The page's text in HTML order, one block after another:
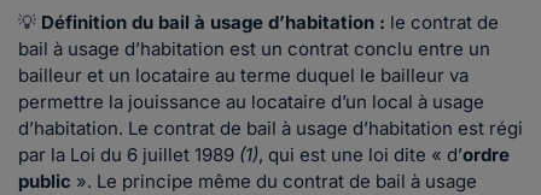
💡 Définition du bail à usage d’habitation : le contrat de
bail à usage d’habitation est un contrat conclu entre un
bailleur et un locataire au terme duquel le bailleur va
permettre la jouissance au locataire d’un local à usage
d’habitation. Le contrat de bail à usage d’habitation est régi
par la Loi du 6 juillet 1989 (1), qui est une loi dite « d’ordre
public ». Le principe même du contrat de bail à usage